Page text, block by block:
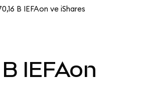
B IEFAon ve iShares
IEFAon